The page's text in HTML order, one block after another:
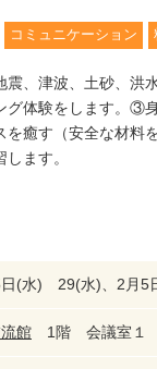
コミュニケーション
、津波、土砂、洪
グ体験をします。③
癒す（安全な材料
ます。
日(水) 29(水)、2月
館 1階 会議室１